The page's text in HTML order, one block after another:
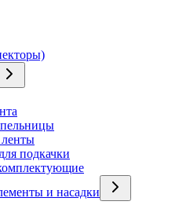
подкачки
и насадки